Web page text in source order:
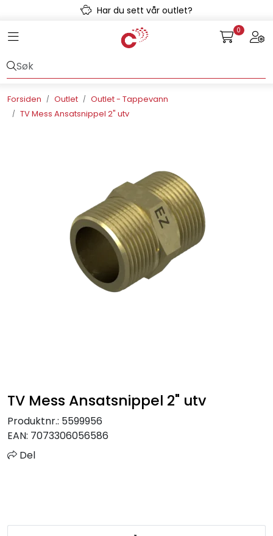
Skip to main contentHar du sett vår outlet?
Toggle navigation 0
Forsiden Outlet
Outlet - Tappevann
TV Mess Ansatsnippel 2" utv
TV Mess Ansatsnippel 2" utv
Produktnr.: 5599956
EAN: 7073306056586
Del
Kulvert
Rørsystemer
Varmeanlegg
Outlet